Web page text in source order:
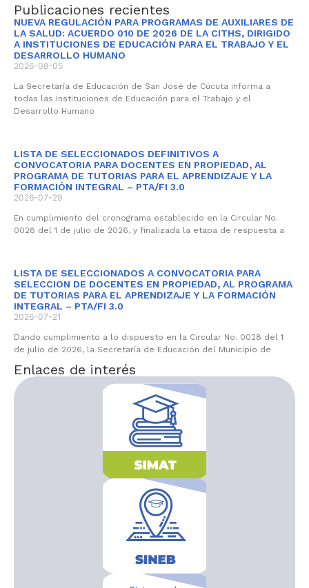
Publicaciones recientes
NUEVA REGULACIÓN PARA PROGRAMAS DE AUXILIARES DE
LA SALUD: ACUERDO 010 DE 2026 DE LA CITHS, DIRIGIDO
A INSTITUCIONES DE EDUCACIÓN PARA EL TRABAJO Y EL
DESARROLLO HUMANO
2026-08-05
La Secretaría de Educación de San José de Cúcuta informa a
todas las Instituciones de Educación para el Trabajo y el
Desarrollo Humano
LISTA DE SELECCIONADOS DEFINITIVOS A
CONVOCATORIA PARA DOCENTES EN PROPIEDAD, AL
PROGRAMA DE TUTORIAS PARA EL APRENDIZAJE Y LA
FORMACIÓN INTEGRAL – PTA/FI 3.0
2026-07-29
En cumplimiento del cronograma establecido en la Circular No.
0028 del 1 de julio de 2026, y finalizada la etapa de respuesta a
LISTA DE SELECCIONADOS A CONVOCATORIA PARA
SELECCION DE DOCENTES EN PROPIEDAD, AL PROGRAMA
DE TUTORIAS PARA EL APRENDIZAJE Y LA FORMACIÓN
INTEGRAL – PTA/FI 3.0
2026-07-21
Dando cumplimiento a lo dispuesto en la Circular No. 0028 del 1
de julio de 2026, la Secretaría de Educación del Municipio de
Enlaces de interés